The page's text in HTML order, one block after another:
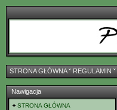
STRONA GŁÓWNAˇ REGULAMIN ˇ
Nawigacja
STRONA GŁÓWNA